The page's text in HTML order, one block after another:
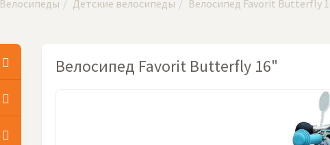
Велосипеды Детские велосипеды Велосипед Favorit Butterfly
Велосипед Favorit Butterfly 16"